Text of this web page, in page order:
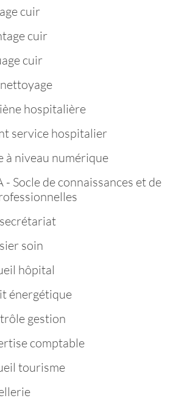
cuir
cuir
cuir
hospitalière
service hospitalier
à niveau numérique
Socle de connaissances et de
soin
hôpital
énergétique
gestion
comptable
tourisme